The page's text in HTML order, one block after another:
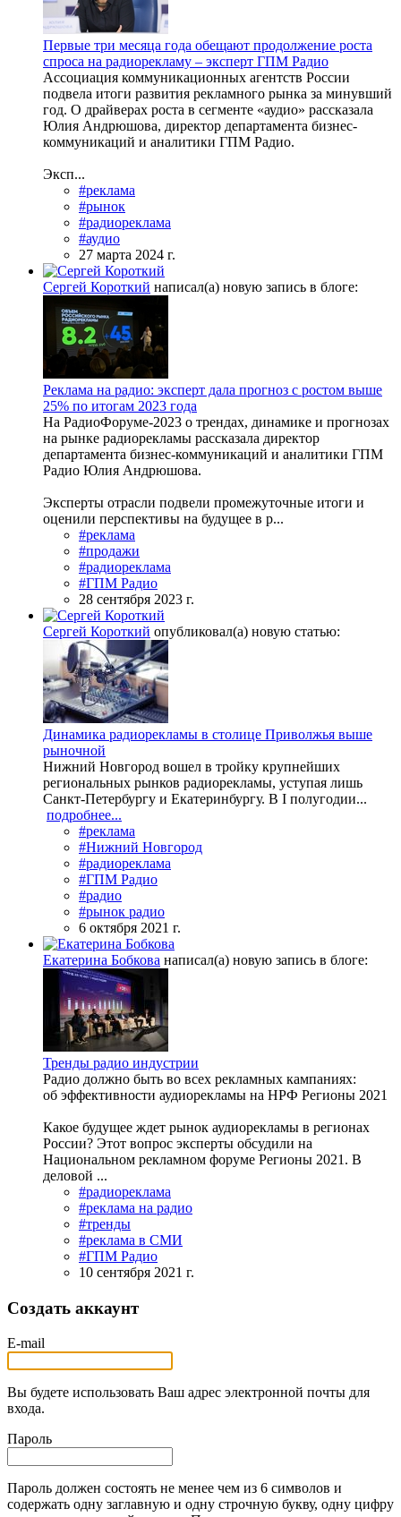
Первые три месяца года обещают продолжение роста
спроса на радиорекламу – эксперт ГПМ Радио
Ассоциация коммуникационных агентств России
подвела итоги развития рекламного рынка за минувший
год. О драйверах роста в сегменте «аудио» рассказала
Юлия Андрюшова, директор департамента бизнес-
коммуникаций и аналитики ГПМ Радио.
Эксп...
#реклама
#рынок
#радиореклама
#аудио
27 марта 2024 г.
Сергей Короткий написал(а) новую запись в блоге:
Реклама на радио: эксперт дала прогноз с ростом выше
25% по итогам 2023 года
На РадиоФоруме-2023 о трендах, динамике и прогнозах
на рынке радиорекламы рассказала директор
департамента бизнес-коммуникаций и аналитики ГПМ
Радио Юлия Андрюшова.
Эксперты отрасли подвели промежуточные итоги и
оценили перспективы на будущее в р...
#реклама
#продажи
#радиореклама
#ГПМ Радио
28 сентября 2023 г.
Сергей Короткий опубликовал(а) новую статью:
Динамика радиорекламы в столице Приволжья выше
рыночной
Нижний Новгород вошел в тройку крупнейших
региональных рынков радиорекламы, уступая лишь
Санкт-Петербургу и Екатеринбургу. В I полугодии...
подробнее...
#реклама
#Нижний Новгород
#радиореклама
#ГПМ Радио
#радио
#рынок радио
6 октября 2021 г.
Екатерина Бобкова написал(а) новую запись в блоге:
Тренды радио индустрии
Радио должно быть во всех рекламных кампаниях:
об эффективности аудиорекламы на НРФ Регионы 2021
Какое будущее ждет рынок аудиорекламы в регионах
России? Этот вопрос эксперты обсудили на
Национальном рекламном форуме Регионы 2021. В
деловой ...
#радиореклама
#реклама на радио
#тренды
#реклама в СМИ
#ГПМ Радио
10 сентября 2021 г.
Создать аккаунт
E-mail
Вы будете использовать Ваш адрес электронной почты для
входа.
Пароль
Пароль должен состоять не менее чем из 6 символов и
содержать одну заглавную и одну строчную букву, одну цифру